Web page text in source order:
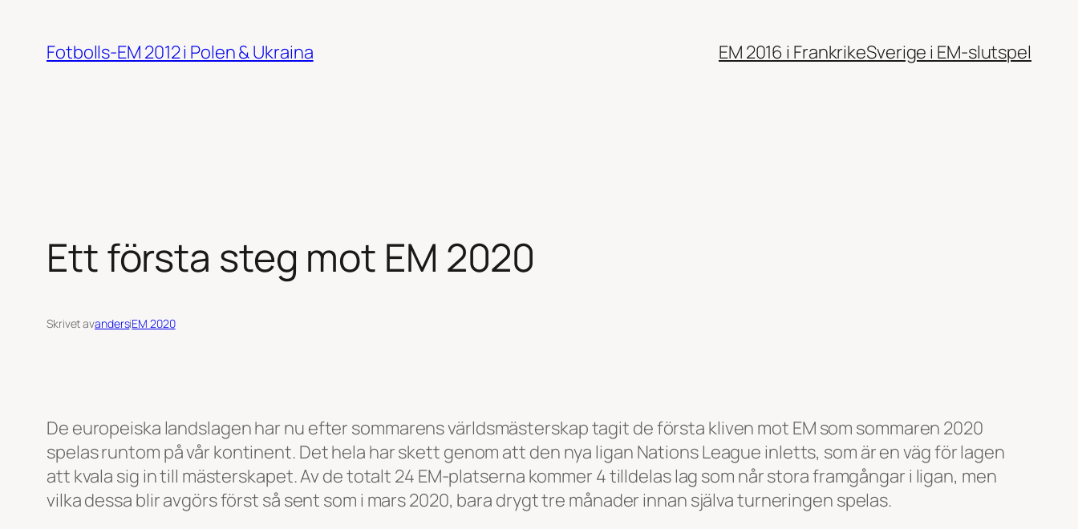
innehåll
Fotbolls-EM 2012 i Polen & Ukraina EM 2016 i FrankrikeSverige i EM-slutspel
Ett första steg mot EM 2020
Skrivet avandersiEM 2020
De europeiska landslagen har nu efter sommarens världsmästerskap tagit de första kliven mot EM som sommaren 2020
spelas runtom på vår kontinent. Det hela har skett genom att den nya ligan Nations League inletts, som är en väg för lagen
att kvala sig in till mästerskapet. Av de totalt 24 EM-platserna kommer 4 tilldelas lag som når stora framgångar i ligan, men
vilka dessa blir avgörs först så sent som i mars 2020, bara drygt tre månader innan själva turneringen spelas.